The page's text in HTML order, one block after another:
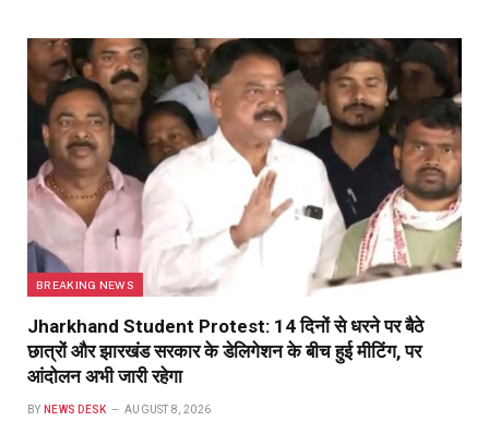
BREAKING NEWS
Jharkhand Student Protest: 14 दिनों से धरने पर बैठे
छात्रों और झारखंड सरकार के डेलिगेशन के बीच हुई मीटिंग, पर
आंदोलन अभी जारी रहेगा
BY NEWS DESK AUGUST 8, 2026